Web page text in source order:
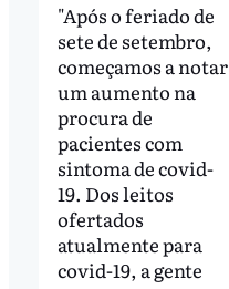
"Após o feriado de
sete de setembro,
começamos a notar
um aumento na
procura de
pacientes com
sintoma de covid-
19. Dos leitos
ofertados
atualmente para
covid-19, a gente